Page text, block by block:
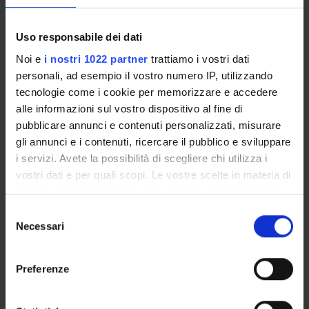
Uso responsabile dei dati
Noi e i nostri 1022 partner trattiamo i vostri dati
personali, ad esempio il vostro numero IP, utilizzando
tecnologie come i cookie per memorizzare e accedere
alle informazioni sul vostro dispositivo al fine di
pubblicare annunci e contenuti personalizzati, misurare
gli annunci e i contenuti, ricercare il pubblico e sviluppare
i servizi. Avete la possibilità di scegliere chi utilizza i
vostri dati e per quali scopi. Le vostre scelte in materia di
privacy sono applicabili solo su questa proprietà digitale
modificare o revocare il proprio consenso in qualsiasi
momento dalla Dichiarazione sui cookie o facendo clic
delNecessari
Preferenze
Degree Programme
Notices
Thesis and internship proposals
Governing bodies
Faculty staff
Student Career Management
Practical information for students
Scholarships and Grants
Housing service
PHD PROGRAMMES AND POSTGRADUATE